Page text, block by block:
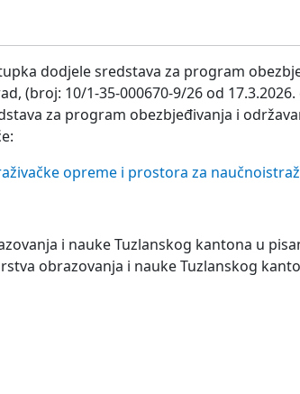
dodjele sredstava za program
(broj: 10/1-35-000670-9/26 od
za program obezbjeđivanja i
opreme i prostora za
i nauke Tuzlanskog kantona u
obrazovanja i nauke Tuzlanskog